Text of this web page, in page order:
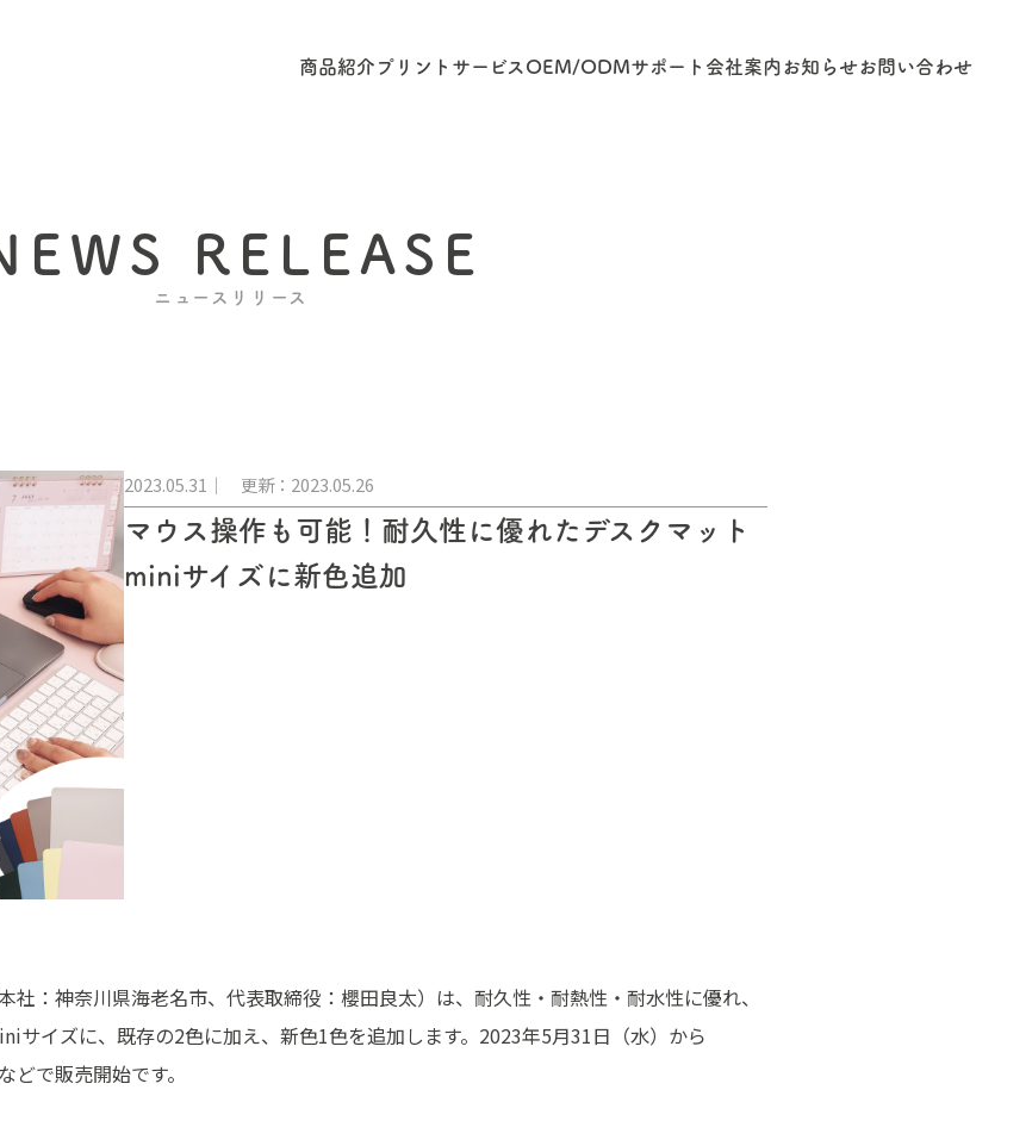
商品紹介 プリントサービス OEM/ODMサポート 会社案内 お知らせお問い合わせ
RELEASE
ニュースリリース
2023.05.31 更新：2023.05.26
マウス操作も可能！耐久性に優れたデスクマット
miniサイズに新色追加
社：神奈川県海老名市、代表取締役：櫻田良太）は、耐久性・耐熱性・耐水性に優れ、
サイズに、既存の2色に加え、新色1色を追加します。2023年5月31日（水）から
で販売開始です。